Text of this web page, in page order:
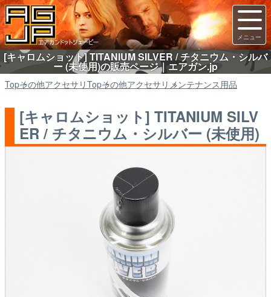
[キャロムショット] TITANIUM SILVER / チタニウム・シルバ
ー (未使用)の販売ページ｜エアガン.jp
Topその他アクセサリTopその他アクセサリ メンテナンス用品
[キャロムショット] TITANIUM SILV
ER / チタニウム・シルバー (未使用)